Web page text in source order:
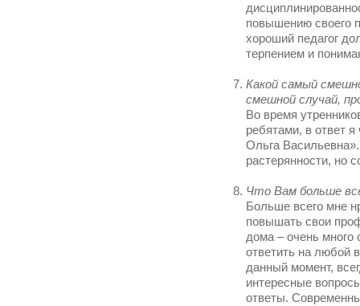
повышению своего
хороший педагог
терпением и
Какой самый
смешной случай,
Во время
ребятами, в ответ
Ольга
растерянности, но
Что Вам больше
Больше всего мне
повышать свои
дома – очень много
ответить на любой
данный момент,
интересные
ответы.